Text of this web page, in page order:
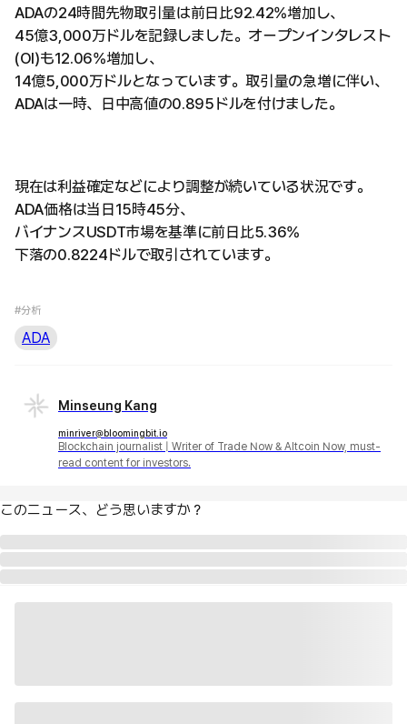
ADAの24時間先物取引量は前日比92.42%増加し、
45億3,000万ドルを記録しました。オープンインタレスト
(OI)も12.06%増加し、
14億5,000万ドルとなっています。取引量の急増に伴い、
ADAは一時、日中高値の0.895ドルを付けました。
現在は利益確定などにより調整が続いている状況です。
ADA価格は当日15時45分、
バイナンスUSDT市場を基準に前日比5.36%
下落の0.8224ドルで取引されています。
#分析
ADA
Minseung Kang
minriver@bloomingbit.io
Blockchain journalist | Writer of Trade Now & Altcoin Now, must-
read content for investors.
このニュース、どう思いますか？